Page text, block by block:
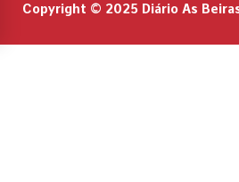
Copyright © 2025 Diário As